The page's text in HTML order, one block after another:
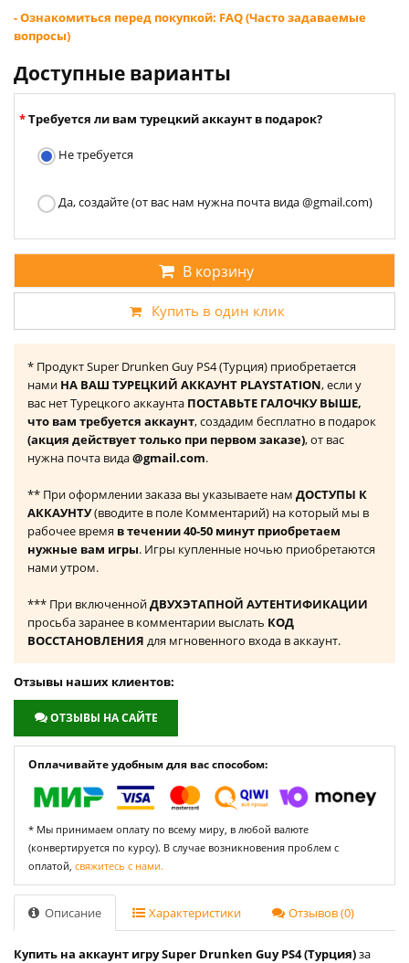
- Ознакомиться перед покупкой: FAQ (Часто задаваемые
вопросы)
Доступные варианты
Требуется ли вам турецкий аккаунт в подарок?
Не требуется
Да, создайте (от вас нам нужна почта вида @gmail.com)
В корзину
Купить в один клик
* Продукт Super Drunken Guy PS4 (Турция) приобретается
нами НА ВАШ ТУРЕЦКИЙ АККАУНТ PLAYSTATION, если у
вас нет Турецкого аккаунта ПОСТАВЬТЕ ГАЛОЧКУ ВЫШЕ,
что вам требуется аккаунт, создадим бесплатно в подарок
(акция действует только при первом заказе), от вас
нужна почта вида@gmail.com.
** При оформлении заказа вы указываете нам ДОСТУПЫ К
АККАУНТУ(вводите в поле Комментарий) на который мы в
рабочее время в течении 40-50 минут приобретаем
нужные вам игры. Игры купленные ночью приобретаются
нами утром.
*** При включеннойДВУХЭТАПНОЙ АУТЕНТИФИКАЦИИ
просьба заранее в комментарии выслать КОД
ВОССТАНОВЛЕНИЯ для мгновенного входа в аккаунт.
Отзывы наших клиентов:
ОТЗЫВЫ НА САЙТЕ
Оплачивайте удобным для вас способом:
* Мы принимаем оплату по всему миру, в любой валюте
(конвертируется по курсу). В случае возникновения проблем с
оплатой, свяжитесь с нами.
Описание Характеристики Отзывов (0)
Купить на аккаунт игру Super Drunken Guy PS4 (Турция)за